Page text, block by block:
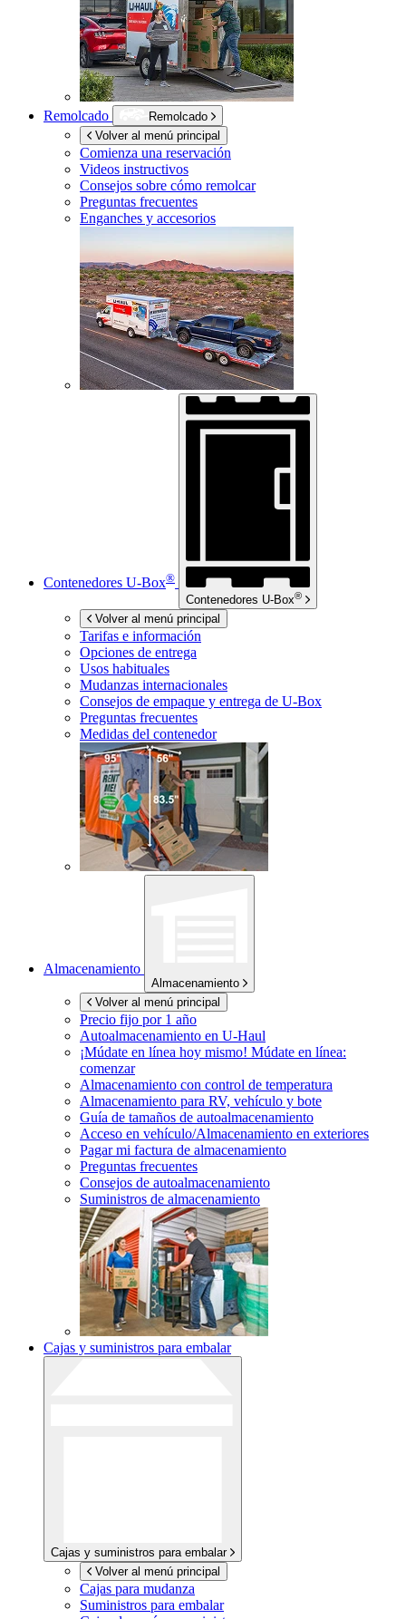
Remolcado
Remolcado
Volver al menú principal
Comienza una reservación
Videos instructivos
Consejos sobre cómo remolcar
Preguntas frecuentes
Enganches y accesorios
Contenedores U-Box®
Contenedores U-Box®
Volver al menú principal
Tarifas e información
Opciones de entrega
Usos habituales
Mudanzas internacionales
Consejos de empaque y entrega de U-Box
Preguntas frecuentes
Medidas del contenedor
Almacenamiento
Almacenamiento
Volver al menú principal
Precio fijo por 1 año
Autoalmacenamiento en U-Haul
¡Múdate en línea hoy mismo! Múdate en línea:
comenzar
Almacenamiento con control de temperatura
Almacenamiento para RV, vehículo y bote
Guía de tamaños de autoalmacenamiento
Acceso en vehículo/Almacenamiento en exteriores
Pagar mi factura de almacenamiento
Preguntas frecuentes
Consejos de autoalmacenamiento
Suministros de almacenamiento
Cajas y suministros para embalar
Cajas y suministros para embalar
Volver al menú principal
Cajas para mudanza
Suministros para embalar